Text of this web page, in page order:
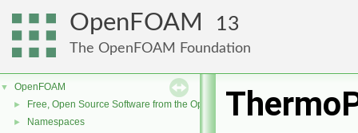
OpenFOAM 13
The OpenFOAM Foundation
▼ OpenFOAM
► Free, Open Source Software from the OpenFOAM Foundation
► Namespaces